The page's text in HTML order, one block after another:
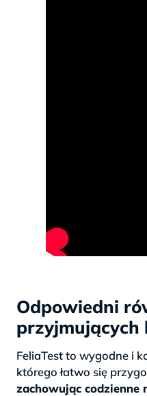
Odpowiedni
przyjmujących
FeliaTest to wygodne i
którego łatwo się
zachowując codzienne